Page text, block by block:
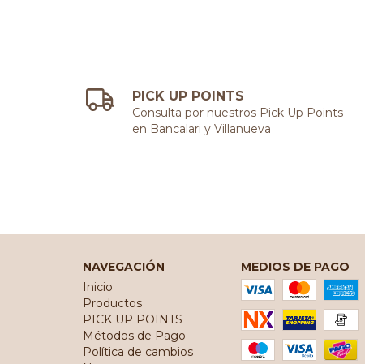
PICK UP POINTS
Consulta por nuestros Pick Up Points
en Bancalari y Villanueva
NAVEGACIÓN
Inicio
Productos
PICK UP POINTS
Métodos de Pago
Política de cambios
MEDIOS DE PAGO